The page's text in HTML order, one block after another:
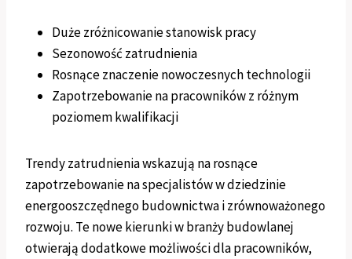
Duże zróżnicowanie stanowisk pracy
Sezonowość zatrudnienia
Rosnące znaczenie nowoczesnych technologii
Zapotrzebowanie na pracowników z różnym
poziomem kwalifikacji
Trendy zatrudnienia wskazują na rosnące
zapotrzebowanie na specjalistów w dziedzinie
energooszczędnego budownictwa i zrównoważonego
rozwoju. Te nowe kierunki w branży budowlanej
otwierają dodatkowe możliwości dla pracowników,